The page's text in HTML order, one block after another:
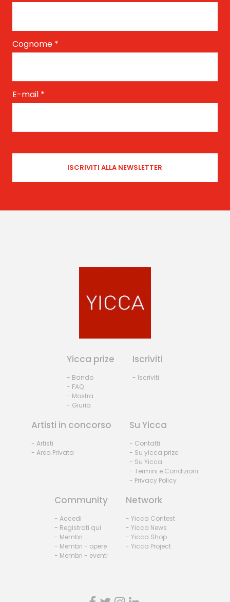
Cognome *
E-mail *
Yicca prize
- Bando
- FAQ
- Mostra
- Giuria
Iscriviti
- Iscriviti
Artisti in concorso
- Artisti
- Area Privata
Su Yicca
- Contatti
- Su yicca prize
- Su Yicca
- Termini e Condizioni
- Privacy Policy
Community
- Accedi
- Registrati qui
- Membri
- Membri - opere
- Membri - eventi
Network
- Yicca Contest
- Yicca News
- Yicca Shop
- Yicca Project